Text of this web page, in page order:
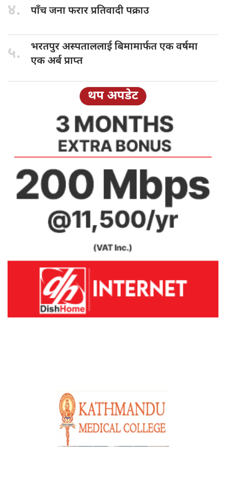
४. पाँच जनाफरार प्रतिवादी पक्राउ
५. भरतपुर अस्पताललाईबिमामार्फत एक वर्षमा
एक अर्ब प्राप्त
थप अपडेट